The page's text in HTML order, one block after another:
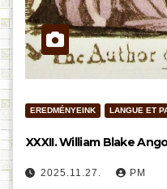
EREDMÉNYEINK LANGUE ET
XXXII. William Blake
2025.11.27. PM